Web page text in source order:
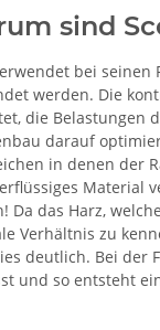
sind
bei
werden. Die
die Belastungen
darauf
in denen der
Material
Da das Harz,
Verhältnis zu
deutlich. Bei der
und so entsteht